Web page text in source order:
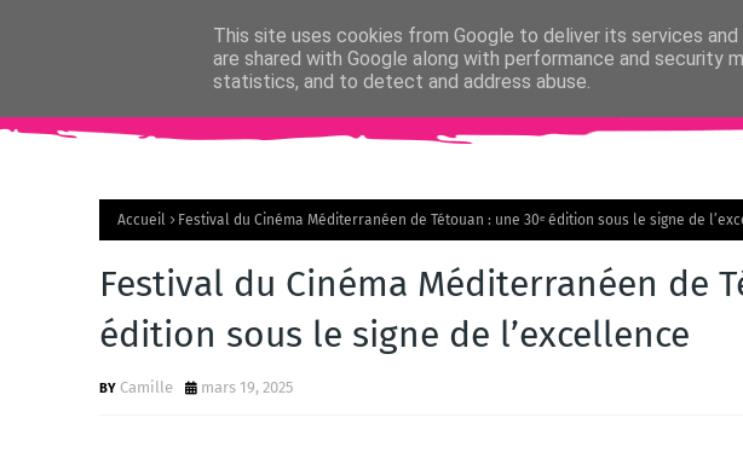
Home Actualités du Cinéma
Accueil Festival du Cinéma Méditerranéen de Tétouan : une 30ᵉ édition sous le signe de
Festival du Cinéma Méditerranéen de
édition sous le signe de l’excellence
Camille mars 19, 2025
This site uses cookies from Google to deliver its services
are shared with Google along with performance and security
statistics, and to detect and address abuse.